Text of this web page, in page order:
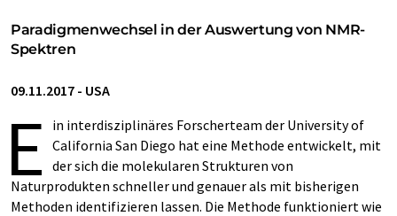
Paradigmenwechsel in der Auswertung von NMR-
Spektren
09.11.2017 - USA
E
in interdisziplinäres Forscherteam der University of
California San Diego hat eine Methode entwickelt, mit
der sich die molekularen Strukturen von
Naturprodukten schneller und genauer als mit bisherigen
Methoden identifizieren lassen. Die Methode funktioniert wie